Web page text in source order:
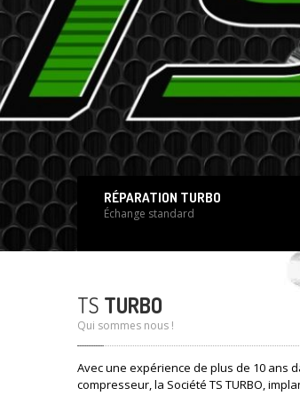
RÉPARATION TURBO
Échange standard
TS TURBO
Qui sommes nous !
Avec une expérience de plus de 10 ans
compresseur, la Société TS TURBO,